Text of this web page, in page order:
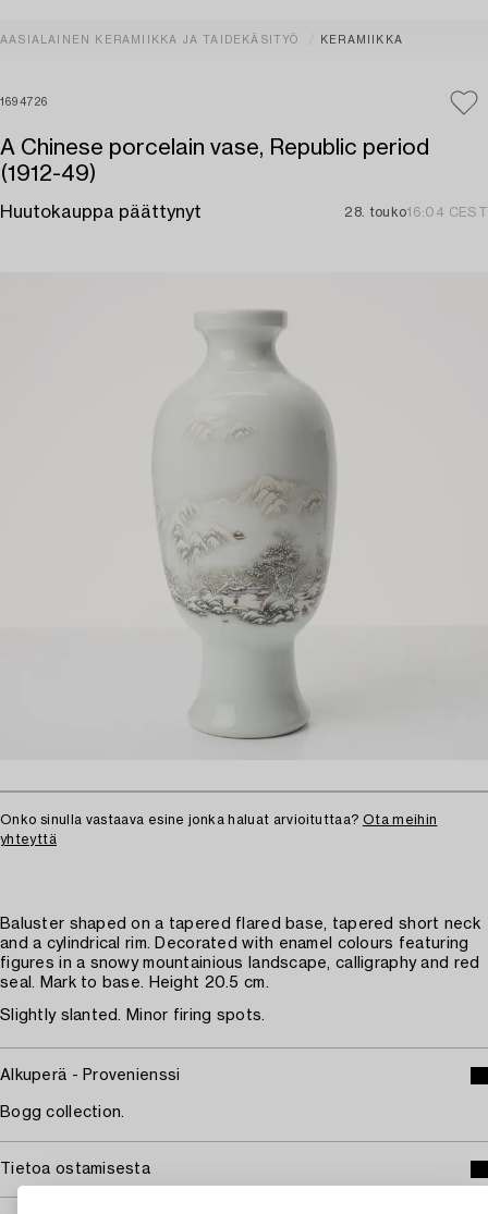
AASIALAINEN KERAMIIKKA JA TAIDEKÄSITYÖ KERAMIIKKA
1694726
A Chinese porcelain vase, Republic period
(1912-49)
Huutokauppa päättynyt 28. touko16:04 CEST
Onko sinulla vastaava esine jonka haluat arvioituttaa? Ota meihin
yhteyttä
Baluster shaped on a tapered flared base, tapered short neck
and a cylindrical rim. Decorated with enamel colours featuring
figures in a snowy mountainious landscape, calligraphy and red
seal. Mark to base. Height 20.5 cm.
Slightly slanted. Minor firing spots.
Alkuperä - Provenienssi
Bogg collection.
Tietoa ostamisesta